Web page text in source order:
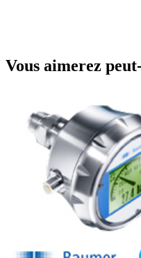
Vous aimerez